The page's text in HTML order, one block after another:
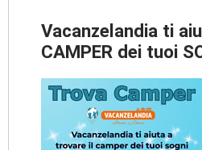
Vacanzelandia ti
CAMPER dei tuoi